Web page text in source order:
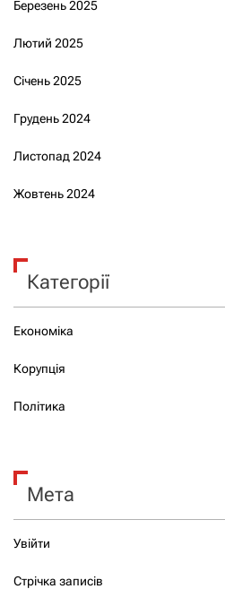
Березень 2025
Лютий 2025
Січень 2025
Грудень 2024
Листопад 2024
Жовтень 2024
Категорії
Економіка
Корупція
Політика
Мета
Увійти
Стрічка записів